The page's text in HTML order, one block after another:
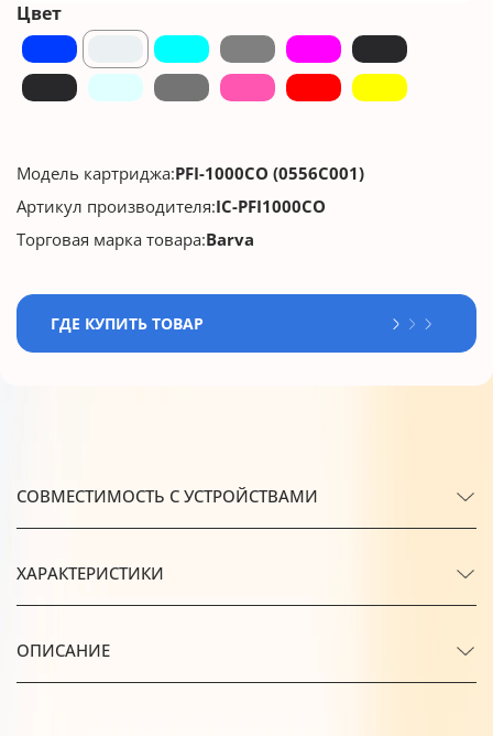
Цвет
Модель картриджа:PFI-1000CO (0556C001)
Артикул производителя:IC-PFI1000CO
Торговая марка товара:Barva
ГДЕ КУПИТЬ ТОВАР
СОВМЕСТИМОСТЬ С УСТРОЙСТВАМИ
ХАРАКТЕРИСТИКИ
ОПИСАНИЕ